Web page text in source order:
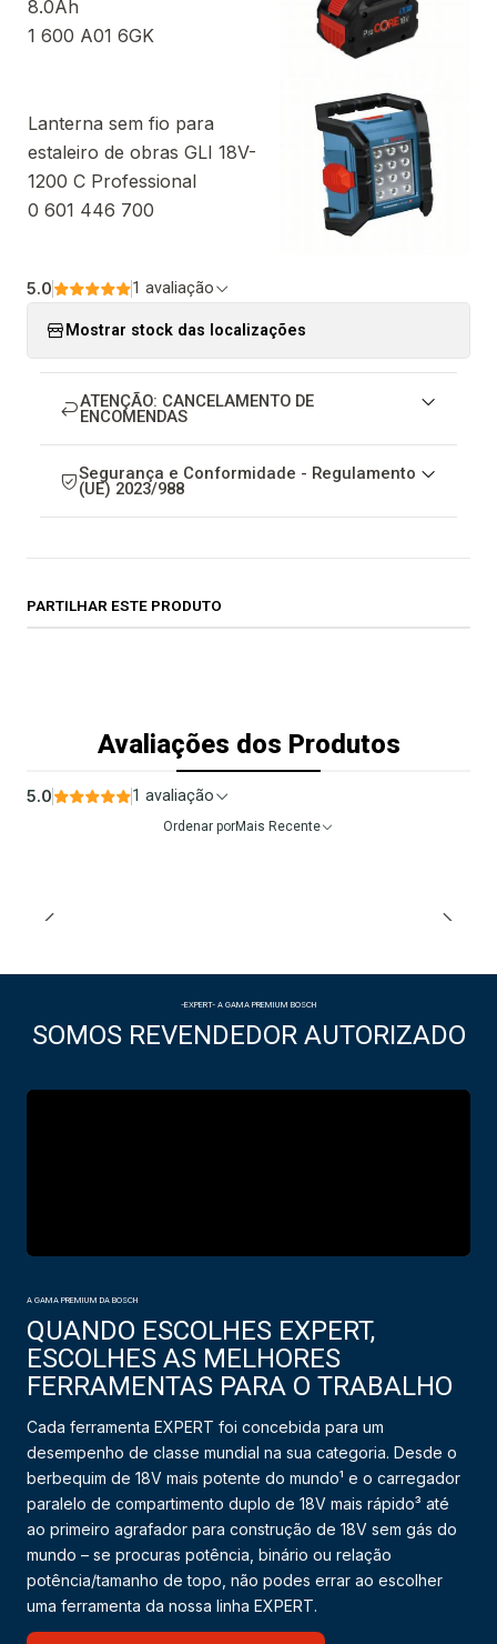
8.0Ah
1 600 A01 6GK
Lanterna sem fio para
estaleiro de obras GLI 18V-
1200 C Professional
0 601 446 700
5.0 1 avaliação
Mostrar stock das localizações
ATENÇÃO: CANCELAMENTO DE
ENCOMENDAS
Segurança e Conformidade - Regulamento
(UE) 2023/988
PARTILHAR ESTE PRODUTO
Avaliações dos Produtos
5.0 1 avaliação
Ordenar porMais Recente
-EXPERT- A GAMA PREMIUM BOSCH
SOMOS REVENDEDOR AUTORIZADO
A GAMA PREMIUM DA BOSCH
QUANDO ESCOLHES EXPERT,
ESCOLHES AS MELHORES
FERRAMENTAS PARA O TRABALHO
Cada ferramenta EXPERT foi concebida para um
desempenho de classe mundial na sua categoria. Desde o
berbequim de 18V mais potente do mundo¹ e o carregador
paralelo de compartimento duplo de 18V mais rápido³ até
ao primeiro agrafador para construção de 18V sem gás do
mundo – se procuras potência, binário ou relação
potência/tamanho de topo, não podes errar ao escolher
uma ferramenta da nossa linha EXPERT.